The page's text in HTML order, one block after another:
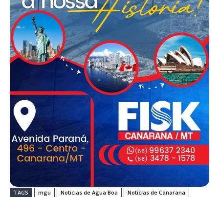
TAGS mgu Noticias de Agua Boa Noticias de Canarana